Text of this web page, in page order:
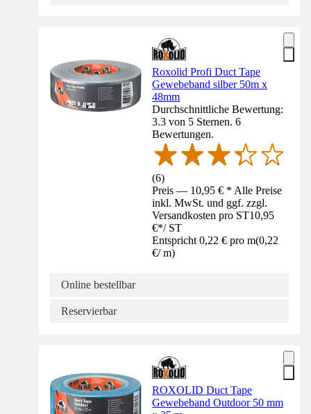
Roxolid Profi Duct Tape
Gewebeband silber 50m x
48mm
Durchschnittliche Bewertung:
3.3 von 5 Sternen. 6
Bewertungen.
(6)
Preis — 10,95 € * Alle Preise
inkl. MwSt. und ggf. zzgl.
Versandkosten pro ST10,95
€*/ ST
Entspricht 0,22 € pro m(0,22
€/ m)
Online bestellbar
Reservierbar
ROXOLID Duct Tape
Gewebeband Outdoor 50 mm